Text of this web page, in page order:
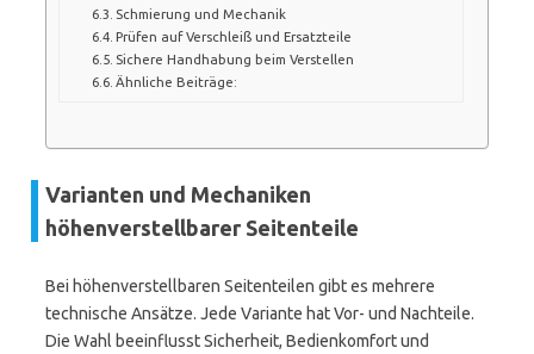
Schmierung und Mechanik
Prüfen auf Verschleiß und Ersatzteile
Sichere Handhabung beim Verstellen
Ähnliche Beiträge:
Varianten und Mechaniken
höhenverstellbarer Seitenteile
Bei höhenverstellbaren Seitenteilen gibt es mehrere
technische Ansätze. Jede Variante hat Vor- und Nachteile.
Die Wahl beeinflusst Sicherheit, Bedienkomfort und